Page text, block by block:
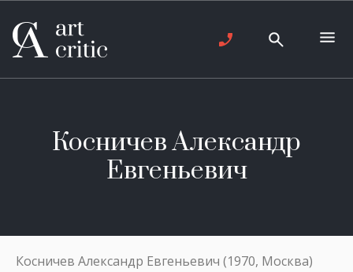
Косничев Александр
Евгеньевич
Косничев Александр Евгеньевич (1970, Москва)